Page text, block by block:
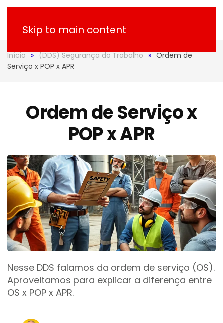
Skip to main content
Início (DDS) Segurança do Trabalho
Ordem de
Serviço x POP x APR
Ordem de Serviço x
POP x APR
Nesse DDS falamos da ordem de serviço (OS).
Aproveitamos para explicar a diferença entre
OS x POP x APR.